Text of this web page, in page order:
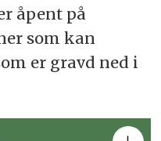
åpent på
som kan
er gravd ned i